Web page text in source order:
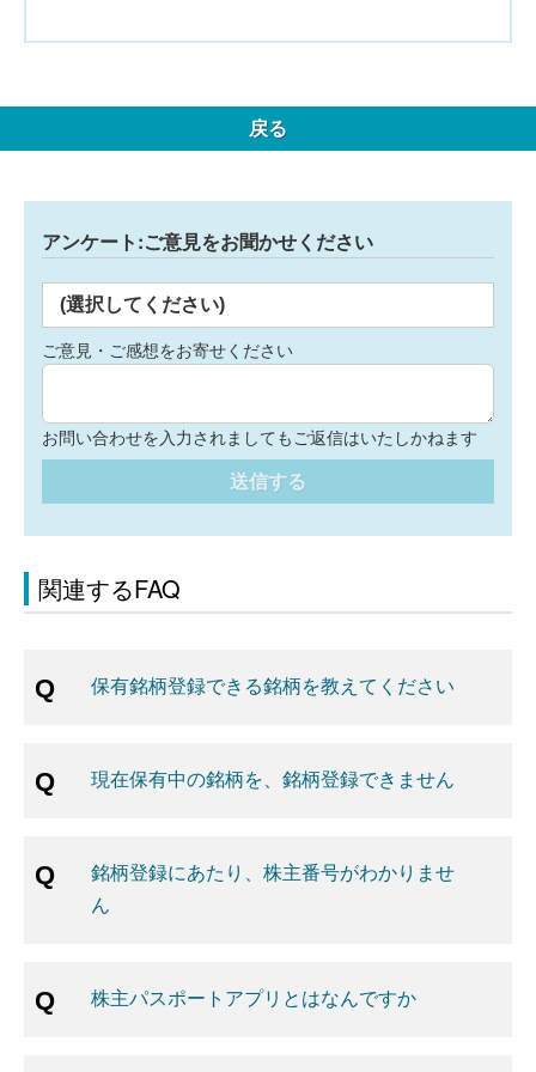
戻る
アンケート:ご意見をお聞かせください
(選択してください)
ご意見・ご感想をお寄せください
お問い合わせを入力されましてもご返信はいたしかねます
送信する
関連するFAQ
保有銘柄登録できる銘柄を教えてください
現在保有中の銘柄を、銘柄登録できません
銘柄登録にあたり、株主番号がわかりませ
ん
株主パスポートアプリとはなんですか